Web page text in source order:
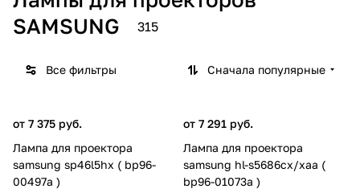
SAMSUNG
315
Все фильтры Сначала популярные
от 7 375 руб.
Лампа для проектора
samsung sp46l5hx ( bp96-
00497a )
от 7 291 руб.
Лампа для проектора
samsung hl-s5686cx/xaa (
bp96-01073a )